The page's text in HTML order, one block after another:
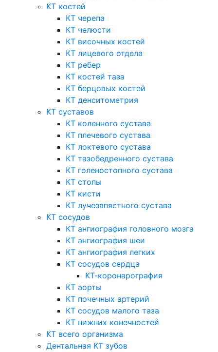
КТ костей
КТ черепа
КТ челюсти
КТ височных костей
КТ лицевого отдела
КТ ребер
КТ костей таза
КТ берцовых костей
КТ денситометрия
КТ суставов
КТ коленного сустава
КТ плечевого сустава
КТ локтевого сустава
КТ тазобедренного сустава
КТ голеностопного сустава
КТ стопы
КТ кисти
КТ лучезапястного сустава
КТ сосудов
КТ ангиография головного мозга
КТ ангиография шеи
КТ ангиография легких
КТ сосудов сердца
КТ-коронарография
КТ аорты
КТ почечных артерий
КТ сосудов малого таза
КТ нижних конечностей
КТ всего организма
Дентальная КТ зубов